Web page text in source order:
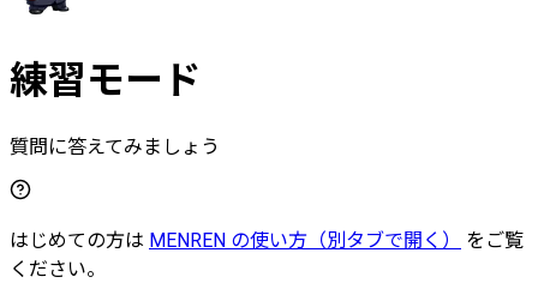
練習モード
質問に答えてみましょう
はじめての方は MENREN の使い方 （別タブで開く）
をご覧
ください。